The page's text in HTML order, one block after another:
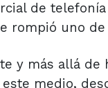
de
rompió uno
y más allá de
medio,